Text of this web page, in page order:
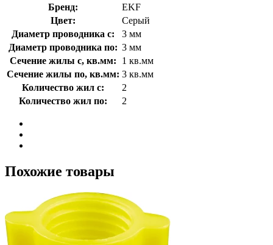
Бренд:
EKF
Цвет:
Серый
Диаметр проводника с:
3 мм
Диаметр проводника по: 3 мм
Сечение жилы с, кв.мм:
1 кв.мм
Сечение жилы по, кв.мм: 3 кв.мм
Количество жил с:
2
Количество жил по:
2
Похожие товары